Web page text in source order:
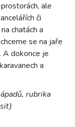
ale
či
chatách a
se na jaře
A dokonce je
a
rubrika